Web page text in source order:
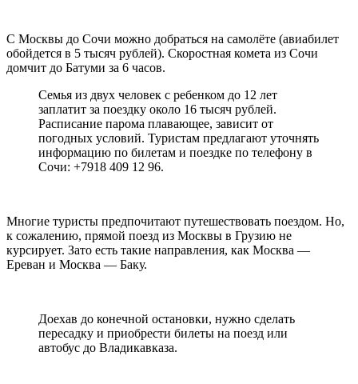
С Москвы до Сочи можно добраться на самолёте (авиабилет
обойдется в 5 тысяч рублей). Скоростная комета из Сочи
домчит до Батуми за 6 часов.
Семья из двух человек с ребенком до 12 лет
заплатит за поездку около 16 тысяч рублей.
Расписание парома плавающее, зависит от
погодных условий. Туристам предлагают уточнять
информацию по билетам и поездке по телефону в
Сочи: +7918 409 12 96.
Многие туристы предпочитают путешествовать поездом. Но,
к сожалению, прямой поезд из Москвы в Грузию не
курсирует. Зато есть такие направления, как Москва —
Ереван и Москва — Баку.
Доехав до конечной остановки, нужно сделать
пересадку и приобрести билеты на поезд или
автобус до Владикавказа.